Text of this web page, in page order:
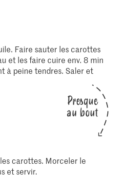
Faire sauter les carottes
et les faire cuire env. 8 min
à peine tendres. Saler et
Presque
au bout
carottes. Morceler le
et servir.